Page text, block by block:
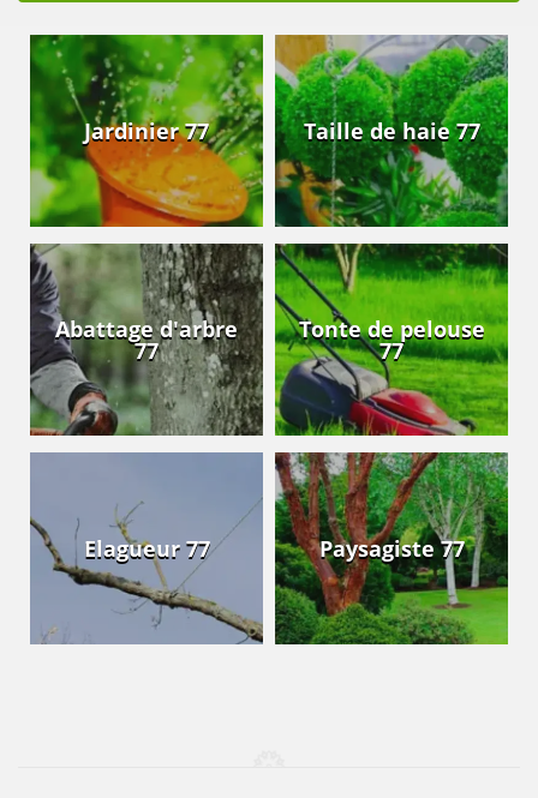
Jardinier 77 Taille de haie 77
Abattage d'arbre
77
Tonte de pelouse
77
Elagueur 77 Paysagiste 77